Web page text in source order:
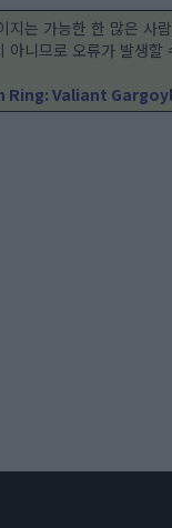
지는 가능한 한 많은 사
아니므로 오류가 발생
Ring: Valiant